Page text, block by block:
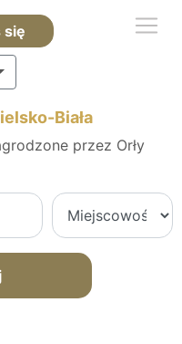
się
Biała
przez Orły